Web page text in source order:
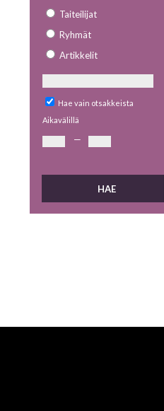
Taiteilijat
Ryhmät
Artikkelit
Hae vain otsakkeista
Aikavälillä
—